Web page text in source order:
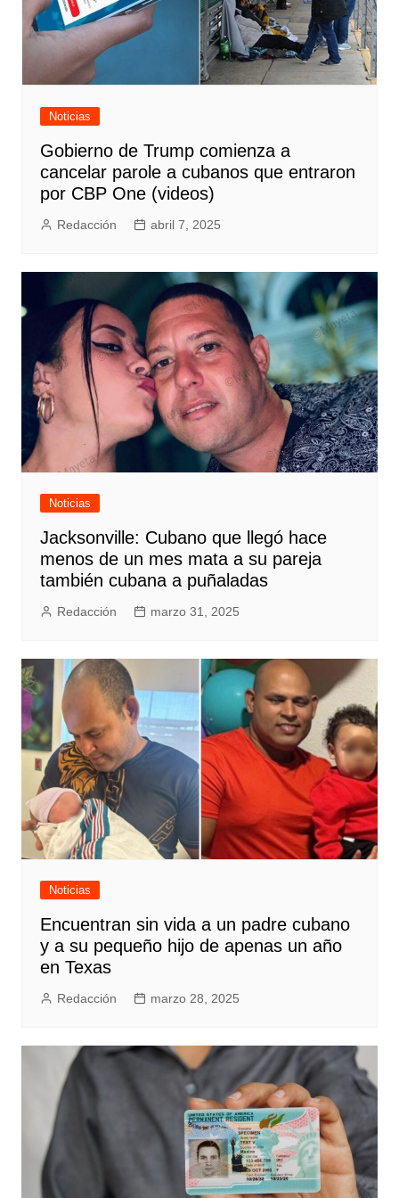
Noticias
Gobierno de Trump comienza a
cancelar parole a cubanos que entraron
por CBP One (videos)
Redacción abril 7, 2025
Noticias
Jacksonville: Cubano que llegó hace
menos de un mes mata a su pareja
también cubana a puñaladas
Redacción marzo 31, 2025
Noticias
Encuentran sin vida a un padre cubano
y a su pequeño hijo de apenas un año
en Texas
Redacción marzo 28, 2025